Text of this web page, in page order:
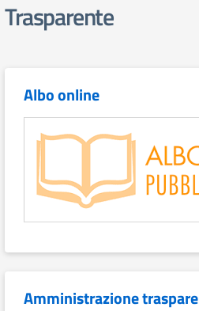
Trasparente
Albo online
Amministrazione